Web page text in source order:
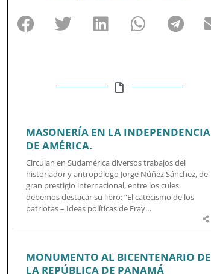
MASONERÍA EN LA INDEPENDENCIA
DE AMÉRICA.
Circulan en Sudamérica diversos trabajos del
historiador y antropólogo Jorge Núñez Sánchez, de
gran prestigio internacional, entre los cules
debemos destacar su libro: “El catecismo de los
patriotas – Ideas políticas de Fray…
MONUMENTO AL BICENTENARIO DE
LA REPÚBLICA DE PANAMÁ